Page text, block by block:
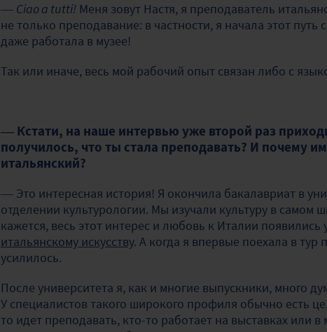
— Ciao a tutti! Меня зовут Настя, я преподаватель
не только преподавание: в частности, я начала этот
даже работала в музее!
Так или иначе, весь мой рабочий опыт связан либо с
— Кстати, на наше интервью уже второй раз
получилось, что ты стала преподавать? И почему
итальянский?
— Это интересная история! Я окончила бакалавриат в
отделении культурологии. Мы изучали культуру в
кажется, весь этот интерес и любовь к Италии
итальянскому искусству. А когда я впервые поехала в
усилилось.
После университета я, как и многие выпускники, много
У специалистов такого широкого профиля обычно есть
то идет преподавать, кто-то работает на выставках или